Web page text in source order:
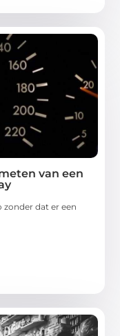
van een
zonder dat er een